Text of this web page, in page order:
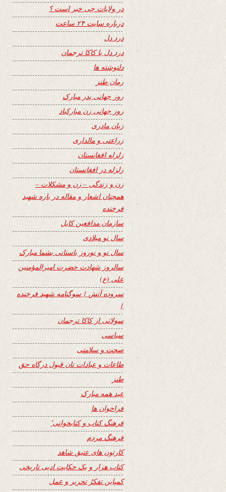
در ولایات چی خبر است ؟
درباره سایت ۲۴ ساعت
درد دل
درد دل با کاکا ترجمان
دلنوشته ها
رمان طنز
روز جهانی پدر مبارک
روز جهانی زن مبارکباد
زبان مادری
زراعتی و مالداری
زلزله افغانستان
زلزله در افغانستان
زن و زندگی – زن و مشکلات –
همچنان اشعار و مقاله در باره شهید
فرخنده
سازمان مدافعین کابل
سال نو میلادی
سال نو و نوروز باستانی بشما مبارک
سالروز شهادت حضرت امیرالمؤمنین
علی (ع)
سروده آتش { سوگنامه شهید فرخنده
}
سولاتی از کاکا ترجمان
سیاسی
صحت و سلامتی
طاعات و عبادات تان قبول درگاه حق
طنز
عید همه مبارک
فراخوان ها
فرهنگ کتاب و کتابخوانی٬
فرهنگ مردم
کارتون های عتیق شاهد
کتاب هزار و یک حکایت ادبی تاریخی
کمپاین تفکرُ تحریر و عمل